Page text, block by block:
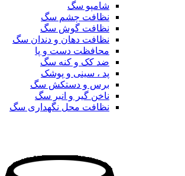
شامپو سگ
نظافت چشم سگ
نظافت گوش سگ
نظافت دهان و دندان سگ
محافظت دست و پا
ضد کک و کنه سگ
پد ، سینی و پوشک
برس و دستکش سگ
ناخن گیر و انبر سگ
نظافت محل نگهداری سگ